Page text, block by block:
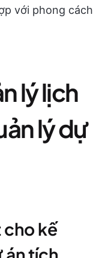
với phong cách
lý lịch
lý dự
cho kế